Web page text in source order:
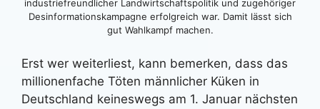
industriefreundlicher Landwirtschaftspolitik und zugehöriger
Desinformationskampagne erfolgreich war. Damit lässt sich
gut Wahlkampf machen.
Erst wer weiterliest, kann bemerken, dass das
millionenfache Töten männlicher Küken in
Deutschland keineswegs am 1. Januar nächsten